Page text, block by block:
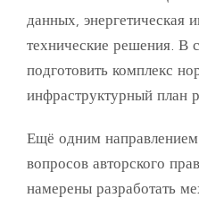
данных, энергетическая
технические решения. В
подготовить комплекс
инфраструктурный план
Ещё одним направлением
вопросов авторского
намерены разработать